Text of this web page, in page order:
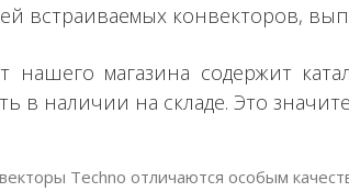
встраиваемых конвекторов,
нашего магазина содержит
в наличии на складе. Это
Techno отличаются особым